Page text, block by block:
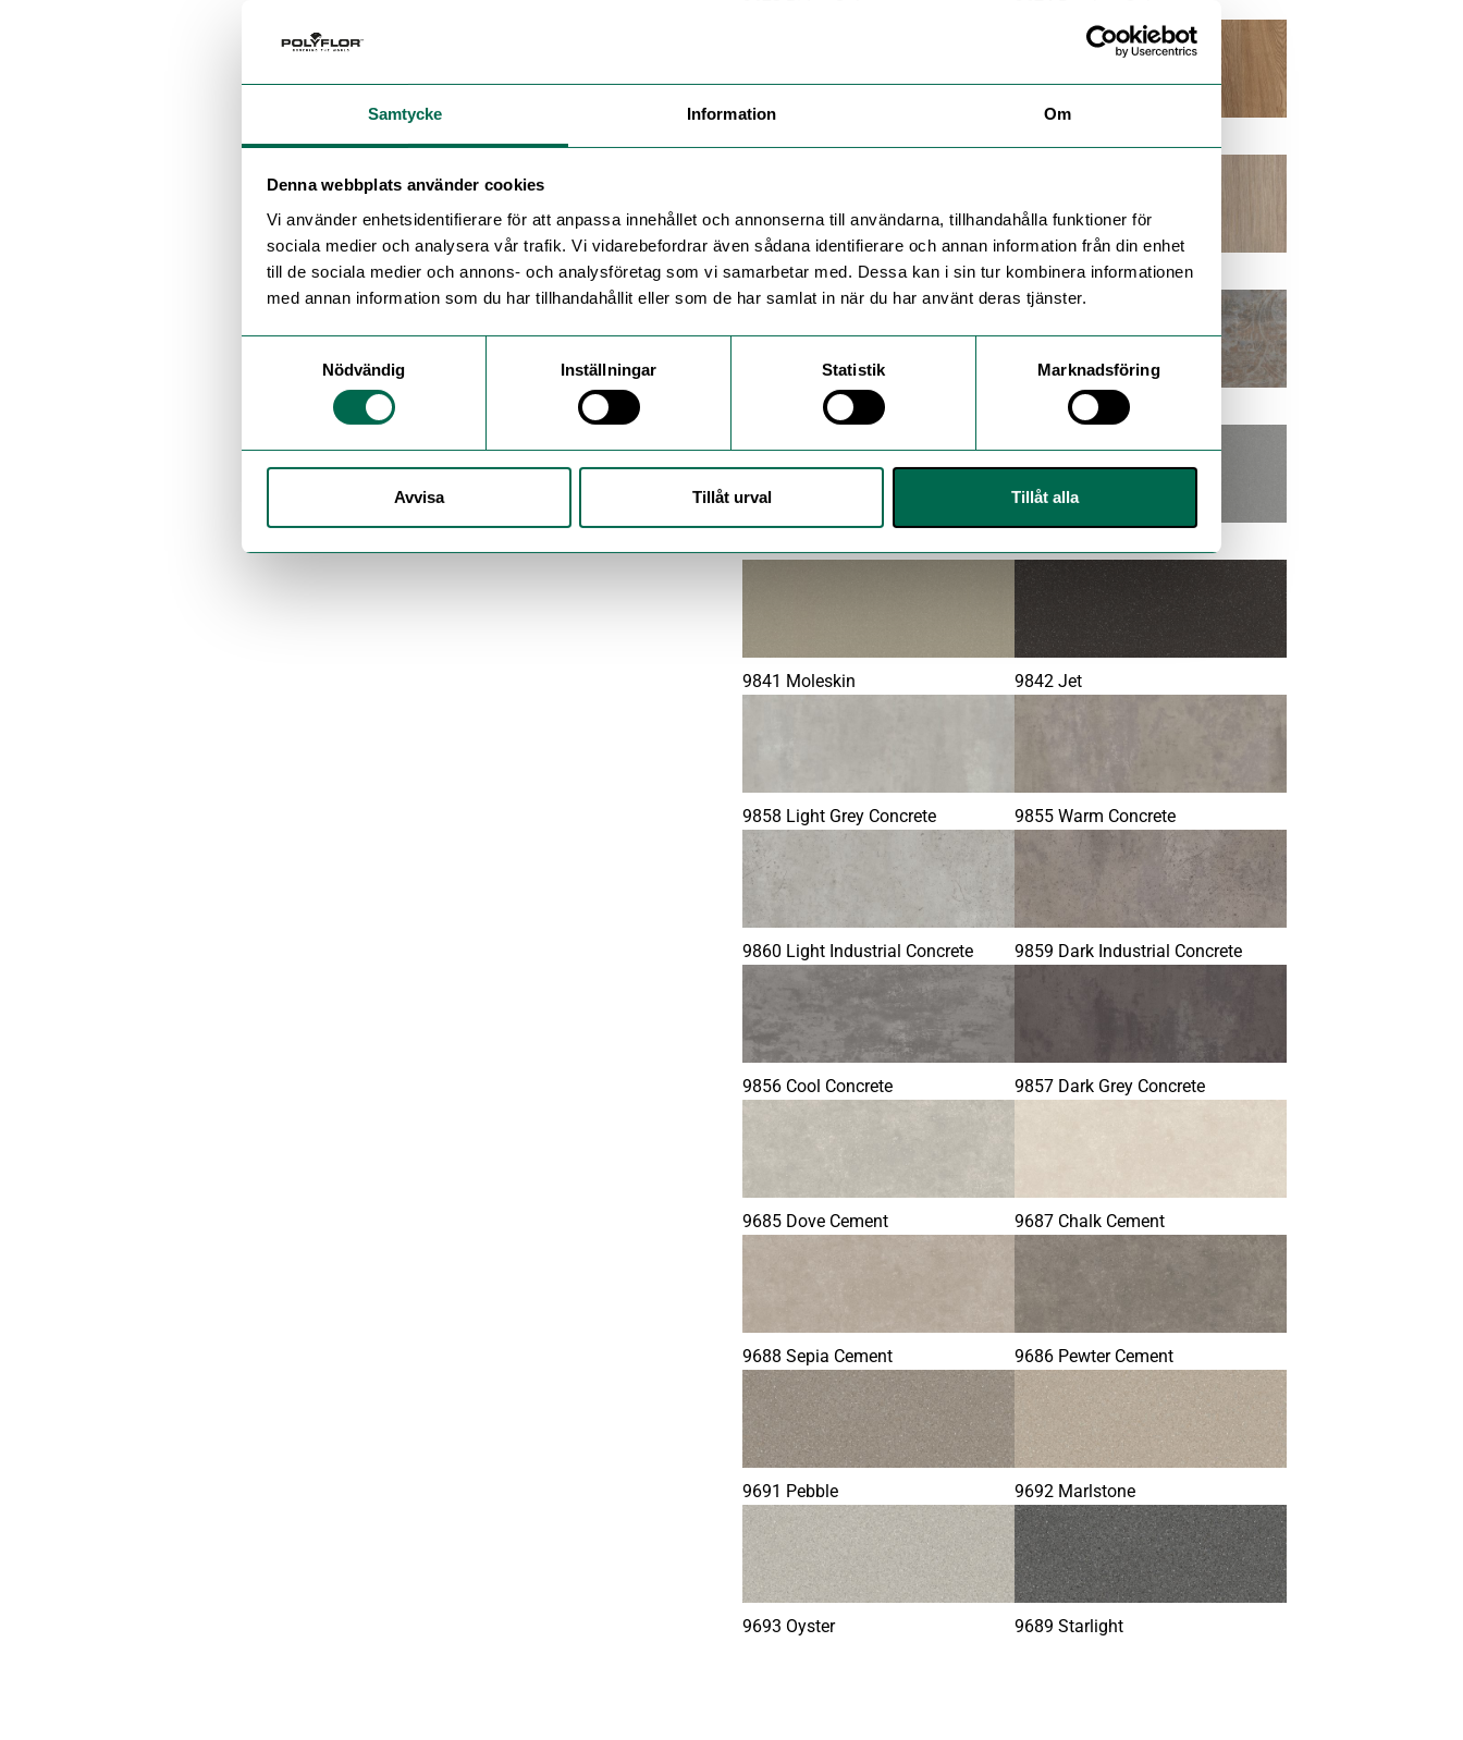
Samtycke Information Om
Denna webbplats använder cookies
Vi använder enhetsidentifierare för att anpassa innehållet och annonserna till användarna, tillhandahålla funktioner för
sociala medier och analysera vår trafik. Vi vidarebefordrar även sådana identifierare och annan information från din enhet
till de sociala medier och annons- och analysföretag som vi samarbetar med. Dessa kan i sin tur kombinera informationen
med annan information som du har tillhandahållit eller som de har samlat in när du har använt deras tjänster.
Nödvändig
Inställningar Statistik Marknadsföring
Avvisa Tillåt urval Tillåt alla
9672 Ridge Oak 9674 Bracken Oak
9676 Borough Oak 9869 Honey Beige
9864 Autumn Rain 9861 Copper Ornamental
9841 Moleskin 9842 Jet
9858 Light Grey Concrete 9855 Warm Concrete
9860 Light Industrial Concrete 9859 Dark Industrial Concrete
9856 Cool Concrete 9857 Dark Grey Concrete
9685 Dove Cement 9687 Chalk Cement
9688 Sepia Cement 9686 Pewter Cement
9691 Pebble 9692 Marlstone
9693 Oyster 9689 Starlight